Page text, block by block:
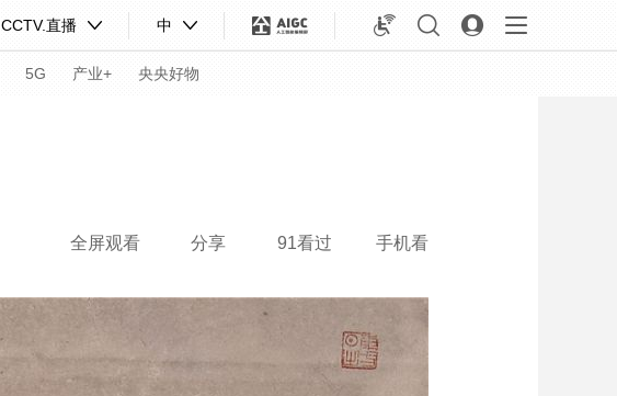
CCTV.直播 中
5G 产业+ 央央好物
全屏观看 分享 91看过 手机看